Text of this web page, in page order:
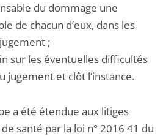
du dommage une
de chacun d’eux, dans les
;
sur les éventuelles difficultés
jugement et clôt l’instance.
a été étendue aux litiges
santé par la loi n° 2016 41 du